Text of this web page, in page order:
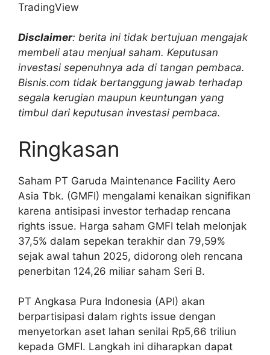
TradingView
Disclaimer: berita ini tidak bertujuan mengajak
membeli atau menjual saham. Keputusan
investasi sepenuhnya ada di tangan pembaca.
Bisnis.com tidak bertanggung jawab terhadap
segala kerugian maupun keuntungan yang
timbul dari keputusan investasi pembaca.
Ringkasan
Saham PT Garuda Maintenance Facility Aero
Asia Tbk. (GMFI) mengalami kenaikan signifikan
karena antisipasi investor terhadap rencana
rights issue. Harga saham GMFI telah melonjak
37,5% dalam sepekan terakhir dan 79,59%
sejak awal tahun 2025, didorong oleh rencana
penerbitan 124,26 miliar saham Seri B.
PT Angkasa Pura Indonesia (API) akan
berpartisipasi dalam rights issue dengan
menyetorkan aset lahan senilai Rp5,66 triliun
kepada GMFI. Langkah ini diharapkan dapat